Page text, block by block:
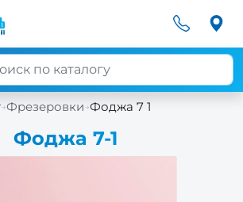
→Фрезеровки→Фоджа 7 1
Фоджа 7-1